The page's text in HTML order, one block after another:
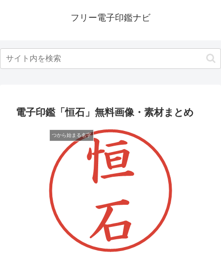
フリー電子印鑑ナビ
電子印鑑「恒石」無料画像・素材まとめ
つから始まる名字